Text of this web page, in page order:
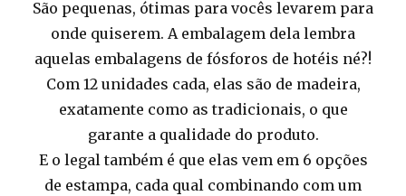
São pequenas, ótimas para vocês levarem para
onde quiserem. A embalagem dela lembra
aquelas embalagens de fósforos de hotéis né?!
Com 12 unidades cada, elas são de madeira,
exatamente como as tradicionais, o que
garante a qualidade do produto.
E o legal também é que elas vem em 6 opções
de estampa, cada qual combinando com um